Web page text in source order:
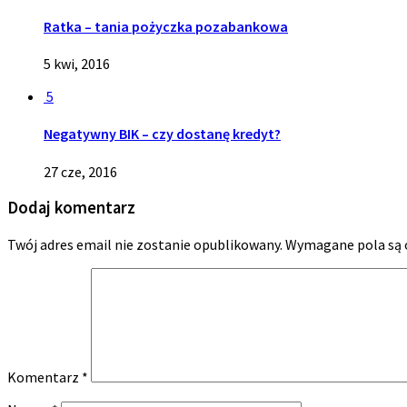
Ratka – tania pożyczka pozabankowa
5 kwi, 2016
5
Negatywny BIK – czy dostanę kredyt?
27 cze, 2016
Dodaj komentarz
Twój adres email nie zostanie opublikowany. Wymagane pola są
Komentarz *